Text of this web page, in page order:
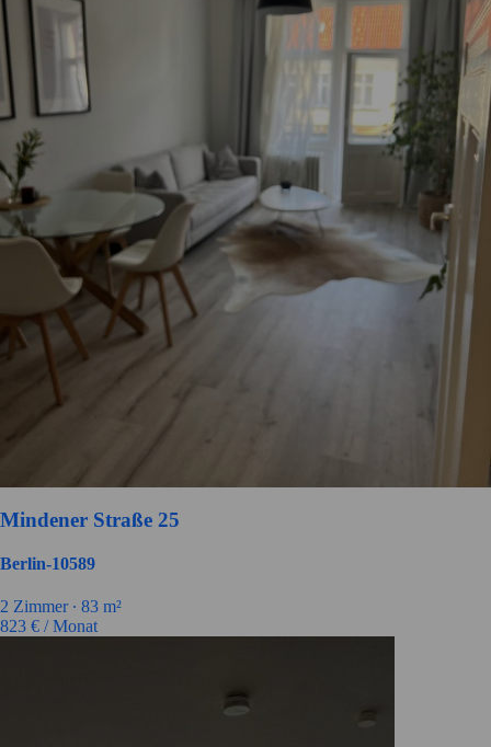
Mindener Straße 25
Berlin-10589
2 Zimmer ∙ 83 m²
823 € / Monat